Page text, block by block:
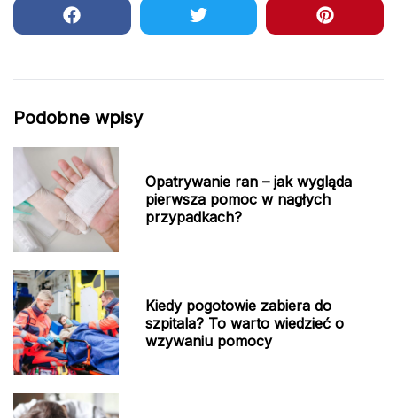
Podobne wpisy
Opatrywanie ran – jak wygląda
pierwsza pomoc w nagłych
przypadkach?
Kiedy pogotowie zabiera do
szpitala? To warto wiedzieć o
wzywaniu pomocy